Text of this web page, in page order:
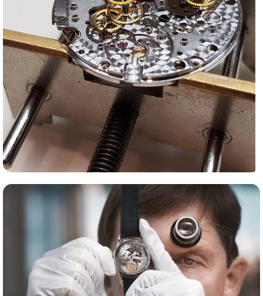
Сервис часов